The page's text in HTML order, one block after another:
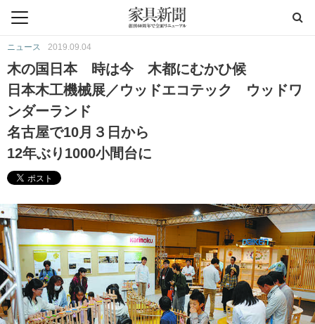
ニュース 2019.09.04
木の国日本 時は今 木都にむかひ候
日本木工機械展／ウッドエコテック ウッドワ
ンダーランド
名古屋で10月３日から
12年ぶり1000小間台に